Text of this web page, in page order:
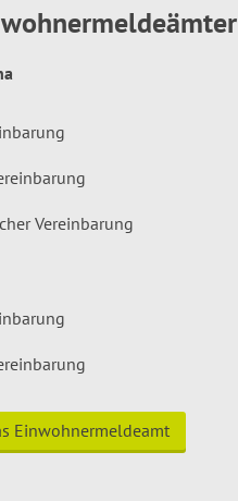
Vereinbarung
Einwohnermeldeamt